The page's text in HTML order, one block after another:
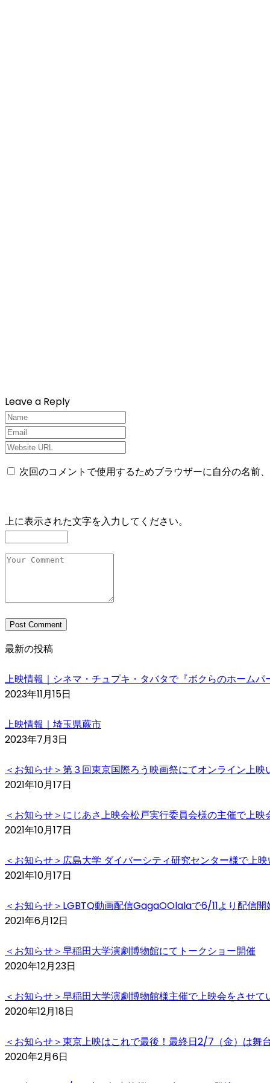
Leave a Reply
次回のコメントで使用するためブラウザーに自分の名前
上に表示された文字を入力してください。
最新の投稿
上映情報｜シネマ・チュプキ・タバタで『ボクらのホーム
2023年11月15日
上映情報｜埼玉県蕨市
2023年7月3日
＜お知らせ＞第３回東京国際ろう映画祭にてオンライン上映
2021年10月17日
＜お知らせ＞にじあさ上映会松戸実行委員会様の主催で上映
2021年10月17日
＜お知らせ＞広島大学 ダイバーシティ研究センター様で上
2021年10月17日
＜お知らせ＞LGBTQ動画配信GagaOOlalaで6/11より配信開
2021年6月12日
＜お知らせ＞早稲田大学演劇博物館にてトークショー開催
2020年12月23日
＜お知らせ＞早稲田大学演劇博物館様主催で上映会をさせて
2020年12月18日
＜お知らせ＞東京上映はこれで最後！最終日2/7（金）は舞
2020年2月6日